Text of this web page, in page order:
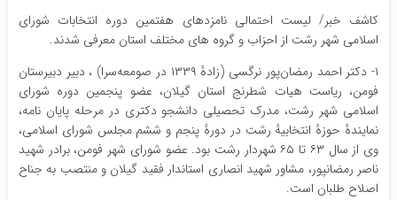
کاشف خبر/ لیست احتمالی نامزدهای هفتمین دوره انتخابات شورای
اسلامی شهر رشت از احزاب و گروه های مختلف استان معرفی شدند.
۱- دکتر احمد رمضان‌پور نرگسی (زادهٔ ۱۳۳۹ در صومعه‌سرا) ، دبیر دبیرستان
فومن، ریاست هیات شطرنج استان گیلان، عضو پنجمین دوره شورای
اسلامی شهر رشت، مدرک تحصیلی دانشجو دکتری در مرحله پایان نامه،
نمایندهٔ حوزهٔ انتخابیهٔ رشت در دورهٔ پنجم و ششم مجلس شورای اسلامی،
وی از سال ۶۳ تا ۶۵ شهردار رشت بود. عضو شورای شهر فومن، برادر شهید
ناصر رمضانپور، مشاور شهید انصاری استاندار فقید گیلان و منتصب به جناح
اصلاح طلبان است‌.